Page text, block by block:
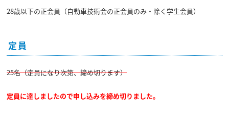
28歳以下の正会員（自動車技術会の正会員のみ・除く学生会員）
定員
25名（定員になり次第、締め切ります）
定員に達しましたので申し込みを締め切りました。